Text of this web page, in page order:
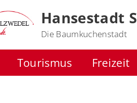
Hansestadt
Die Baumkuchenstadt
Tourismus Freizeit